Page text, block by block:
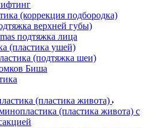
(коррекция подбородка)
верхней губы)
подтяжка лица
(пластика ушей)
(подтяжка шеи)
Биша
(пластика живота)
(пластика живота) с